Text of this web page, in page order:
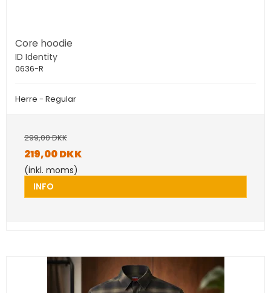
Core hoodie
ID Identity
0636-R
Herre - Regular
299,00 DKK
219,00 DKK
(inkl. moms)
INFO